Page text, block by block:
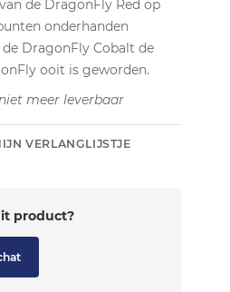
de DragonFly Red op
onderhanden
DragonFly Cobalt de
ooit is geworden.
meer leverbaar
VERLANGLIJSTJE
product?